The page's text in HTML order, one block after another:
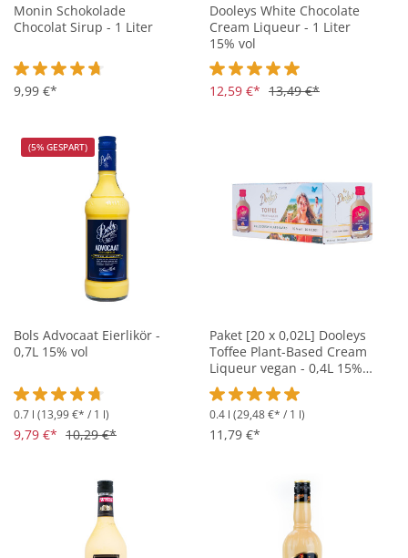
Monin Schokolade
Chocolat Sirup - 1 Liter
Durchschnittliche Bewertung von 4.7 von 5 Sternen
9,99 €*
Dooleys White Chocolate
Cream Liqueur - 1 Liter
15% vol
Durchschnittliche Bewertung
12,59 €* 13,49 €*
(5% GESPART)
Bols Advocaat Eierlikör -
0,7L 15% vol
Durchschnittliche Bewertung von 4.6 von 5 Sternen
0.7 l (13,99 €* / 1 l)
9,79 €* 10,29 €*
Paket [20 x 0,02L] Dooleys
Toffee Plant-Based Cream
Liqueur vegan - 0,4L 15%
vol
Durchschnittliche Bewertung
0.4 l (29,48 €* / 1 l)
11,79 €*